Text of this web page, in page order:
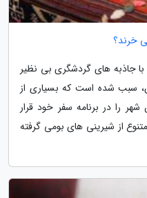
خرند؟
جاذبه های گردشگری بی نظیر
سبب شده است که بسیاری از
را در برنامه سفر خود قرار
از شیرینی های بومی گرفته